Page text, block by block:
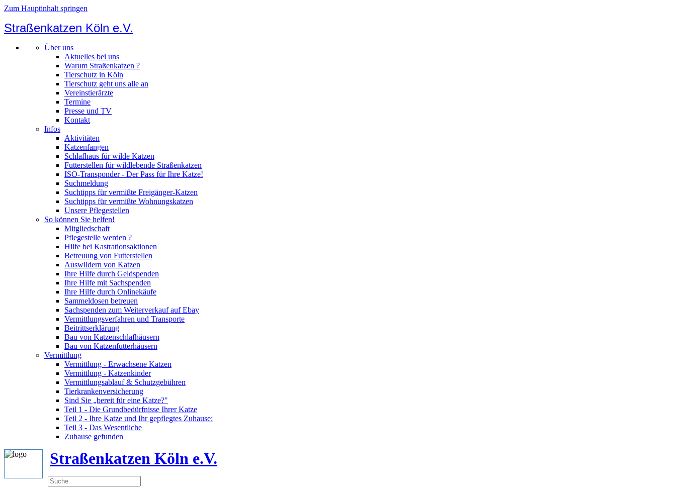
Zum Hauptinhalt springen
Straßenkatzen Köln e.V.
Über uns
Aktuelles bei uns
Warum Straßenkatzen ?
Tierschutz in Köln
Tierschutz geht uns alle an
Vereinstierärzte
Termine
Presse und TV
Kontakt
Infos
Aktivitäten
Katzenfangen
Schlafhaus für wilde Katzen
Futterstellen für wildlebende Straßenkatzen
ISO-Transponder - Der Pass für Ihre Katze!
Suchmeldung
Suchtipps für vermißte Freigänger-Katzen
Suchtipps für vermißte Wohnungskatzen
Unsere Pflegestellen
So können Sie helfen!
Mitgliedschaft
Pflegestelle werden ?
Hilfe bei Kastrationsaktionen
Betreuung von Futterstellen
Auswildern von Katzen
Ihre Hilfe durch Geldspenden
Ihre Hilfe mit Sachspenden
Ihre Hilfe durch Onlinekäufe
Sammeldosen betreuen
Sachspenden zum Weiterverkauf auf Ebay
Vermittlungsverfahren und Transporte
Beitrittserklärung
Bau von Katzenschlafhäusern
Bau von Katzenfutterhäusern
Vermittlung
Vermittlung - Erwachsene Katzen
Vermittlung - Katzenkinder
Vermittlungsablauf & Schutzgebühren
Tierkrankenversicherung
Sind Sie „bereit für eine Katze?"
Teil 1 - Die Grundbedürfnisse Ihrer Katze
Teil 2 - Ihre Katze und Ihr gepflegtes Zuhause:
Teil 3 - Das Wesentliche
Zuhause gefunden
Straßenkatzen Köln e.V.